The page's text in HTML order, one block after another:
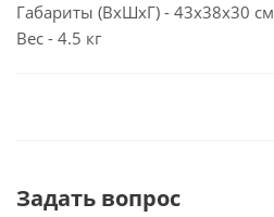
Габариты (ВxШxГ) - 43х38х30 см
Вес - 4.5 кг
Задать вопрос